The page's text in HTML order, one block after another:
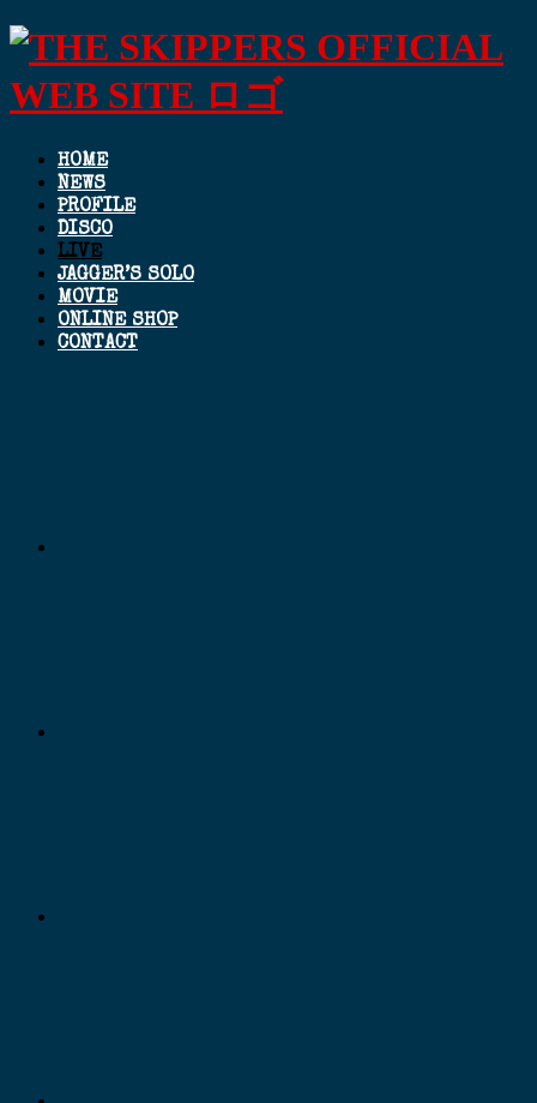
HOME
NEWS
PROFILE
DISCO
LIVE
JAGGER’S SOLO
MOVIE
ONLINE SHOP
CONTACT